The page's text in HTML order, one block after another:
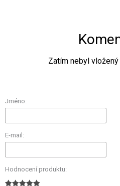
Zatím nebyl
Jméno:
E-mail:
Hodnocení produktu: